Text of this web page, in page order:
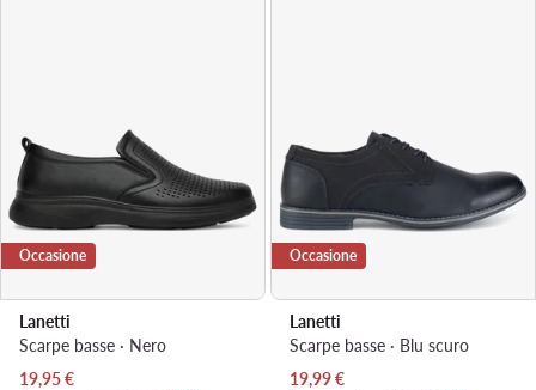
Occasione
Lanetti
Scarpe basse · Nero
Prezzo attuale
19,95€
Occasione
Lanetti
Scarpe basse · Blu scuro
Prezzo attuale
19,99€